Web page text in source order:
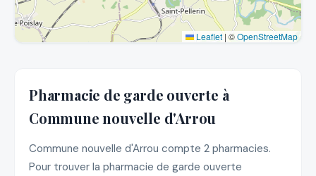
Leaflet|©OpenStreetMap
Pharmacie de garde ouverte à
Commune nouvelle d'Arrou
Commune nouvelle d'Arrou compte 2 pharmacies.
Pour trouver la pharmacie de garde ouverte